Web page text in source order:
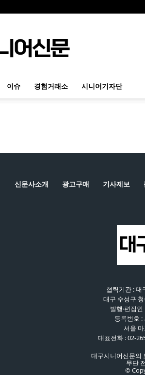
시
이슈 경험거래소 시니어기자단
신문사소개 광고구매 기사제보
협력기관 :
대구 수성구
발행·편집
등록번호 :
서울
대표전화 : 02-
대구시니어신문의
무단
©